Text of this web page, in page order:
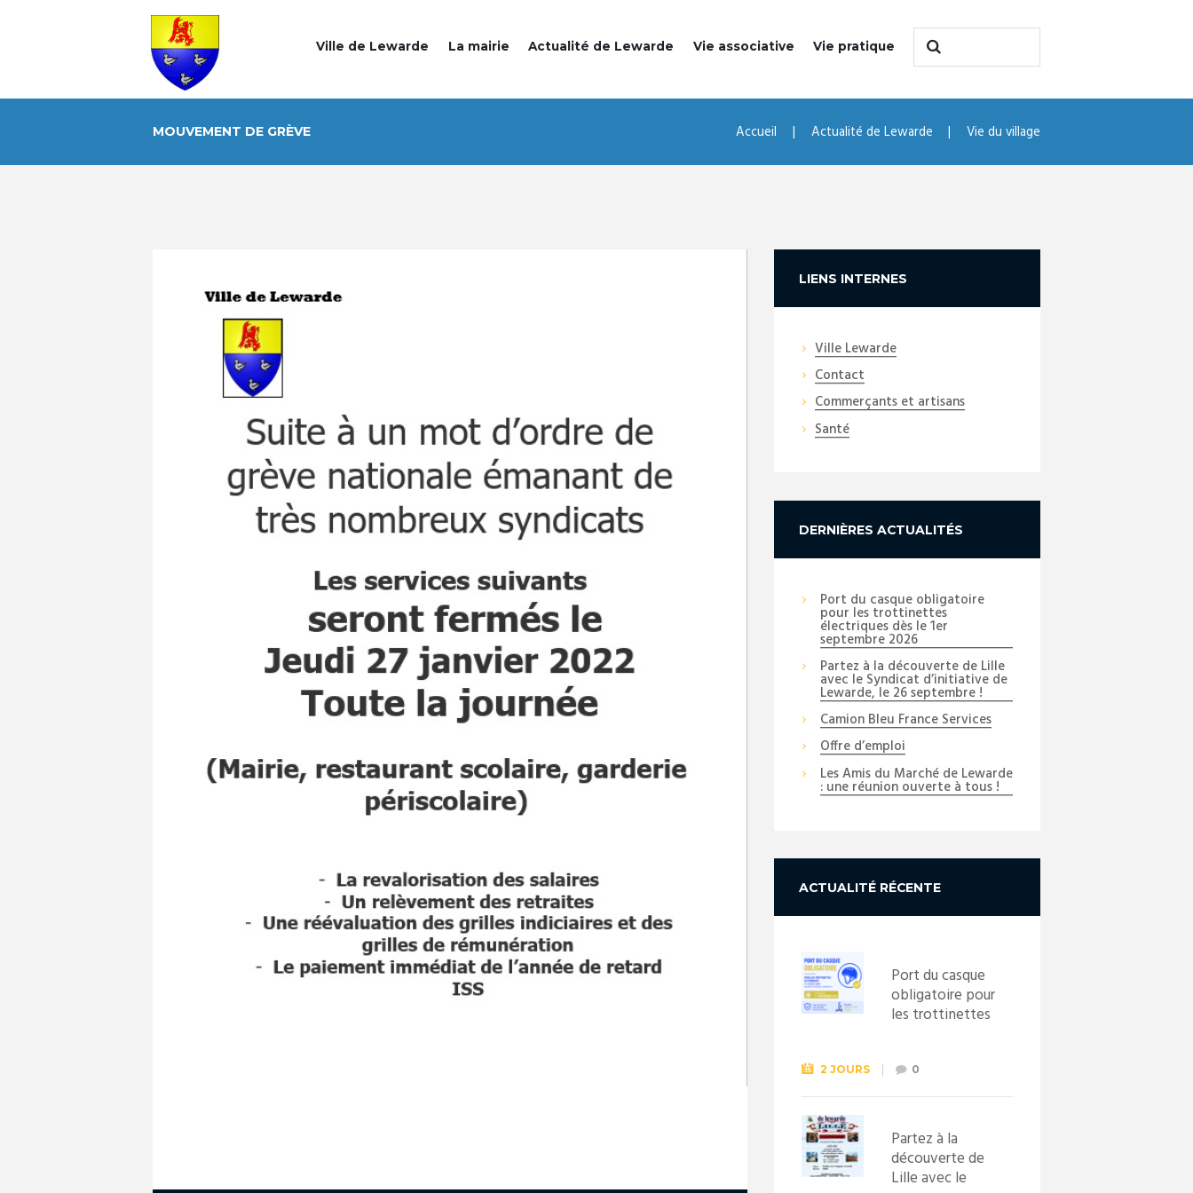
Ville de Lewarde La mairie Actualité de Lewarde Vie associative Vie pratique
MOUVEMENT DE GRÈVE Accueil Actualité de Lewarde Vie du village
LIENS INTERNES
Ville Lewarde
Contact
Commerçants et artisans
Santé
DERNIÈRES ACTUALITÉS
Port du casque obligatoire
pour les trottinettes
électriques dès le 1er
septembre 2026
Partez à la découverte de Lille
avec le Syndicat d’initiative de
Lewarde, le 26 septembre !
Camion Bleu France Services
Offre d’emploi
Les Amis du Marché de Lewarde
: une réunion ouverte à tous !
ACTUALITÉ RÉCENTE
Port du casque
obligatoire pour
les trottinettes
septembre
2026
2 JOURS 0
Partez à la
découverte de
Lille avec le